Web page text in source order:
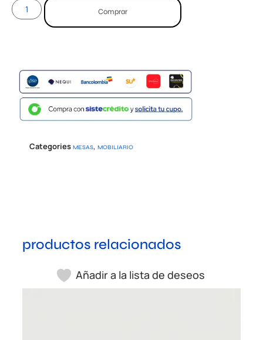
Comprar
Categories MESAS, MOBILIARIO
productos relacionados
Añadir a la lista de deseos